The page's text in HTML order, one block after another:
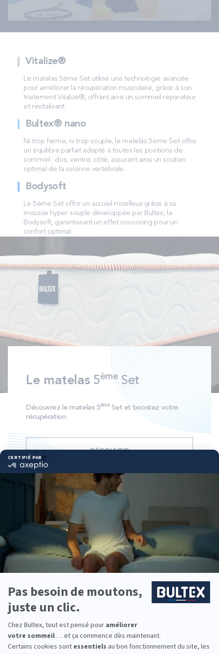
Vitalize®
Le matelas 5ème Set utilise une technologie avancée
pour améliorer la récupération musculaire, grâce à son
traitement Vitalize®, offrant ainsi un sommeil réparateur
et revitalisant.
Bultex® nano
Ni trop ferme, ni trop souple, le matelas 5ème Set offre
un équilibre parfait adapté à toutes les positions de
sommeil : dos, ventre, côté, assurant ainsi un soutien
optimal de la colonne vertébrale.
Bodysoft
Le 5ème Set offre un accueil moelleux grâce à sa
mousse hyper souple développée par Bultex, la
Bodysoft, garantissant un effet cocooning pour un
confort optimal.
Le matelas 5èmeSet
Découvrez le matelas 5èmeSet et boostez votre
récupération.
DÉCOUVRIR